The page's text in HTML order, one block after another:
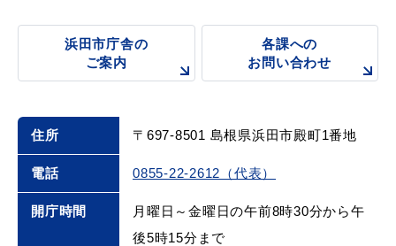
浜田市庁舎の
ご案内
各課への
お問い合わせ
住所 〒697-8501 島根県浜田市殿町1番地
電話 0855-22-2612（代表）
開庁時間
月曜日～金曜日の午前8時30分から午
後5時15分まで